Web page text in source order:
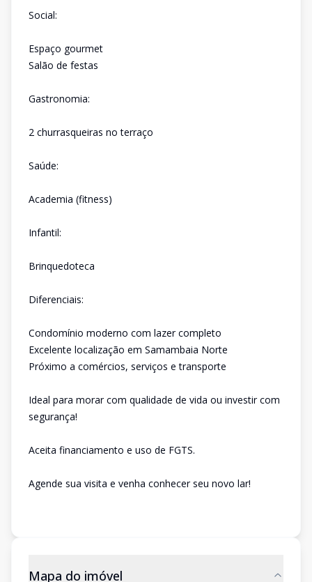
Social:
Espaço gourmet
Salão de festas
Gastronomia:
2 churrasqueiras no terraço
Saúde:
Academia (fitness)
Infantil:
Brinquedoteca
Diferenciais:
Condomínio moderno com lazer completo
Excelente localização em Samambaia Norte
Próximo a comércios, serviços e transporte
Ideal para morar com qualidade de vida ou investir com
segurança!
Aceita financiamento e uso de FGTS.
Agende sua visita e venha conhecer seu novo lar!
Mapa do imóvel